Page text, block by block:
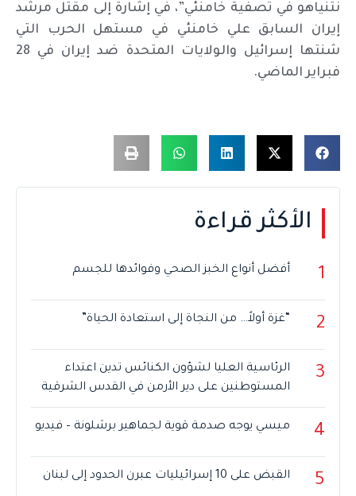
نتنياهو في تصفية خامنئي”، في إشارة إلى مقتل مرشد
إيران السابق علي خامنئي في مستهل الحرب التي
شنتها إسرائيل والولايات المتحدة ضد إيران في 28
فبراير الماضي.
الأكثر قراءة
1 أفضل أنواع الخبز الصحي وفوائدها للجسم
2 “غزة أولاً… من النجاة إلى استعادة الحياة”
3
الرئاسية العليا لشؤون الكنائس تدين اعتداء
المستوطنين على دير الأرمن في القدس الشرقية
4 ميسي يوجه صدمة قوية لجماهير برشلونة – فيديو
5 القبض على 10 إسرائيليات عبرن الحدود إلى لبنان